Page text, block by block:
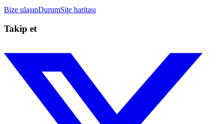
Bize ulaşınDurumSite haritası
Takip et